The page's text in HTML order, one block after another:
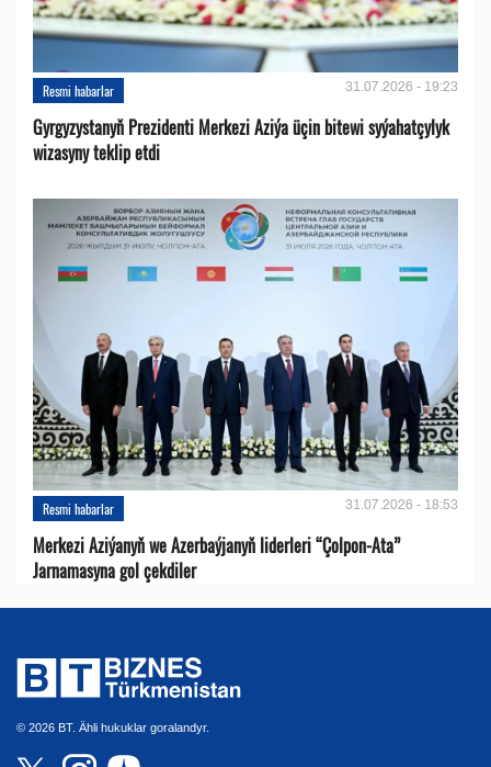
Resmi habarlar 31.07.2026 - 19:23
Gyrgyzystanyň Prezidenti Merkezi Aziýa üçin bitewi syýahatçylyk
wizasyny teklip etdi
Resmi habarlar 31.07.2026 - 18:53
Merkezi Aziýanyň we Azerbaýjanyň liderleri “Çolpon-Ata”
Jarnamasyna gol çekdiler
© 2026 BT. Ähli hukuklar goralandyr.